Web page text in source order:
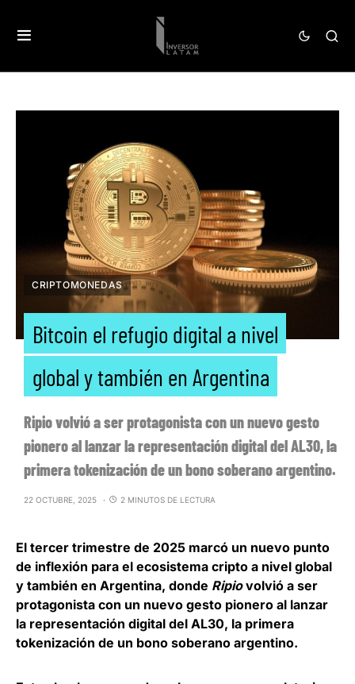
CRIPTOMONEDAS
Bitcoin el refugio digital a nivel
global y también en Argentina
Ripio volvió a ser protagonista con un nuevo gesto
pionero al lanzar la representación digital del AL30, la
primera tokenización de un bono soberano argentino.
22 OCTUBRE, 2025 2 MINUTOS DE LECTURA
El tercer trimestre de 2025 marcó un nuevo punto
de inflexión para el ecosistema cripto a nivel global
y también en Argentina, donde Ripiovolvió a ser
protagonista con un nuevo gesto pionero al lanzar
la representación digital del AL30, la primera
tokenización de un bono soberano argentino.